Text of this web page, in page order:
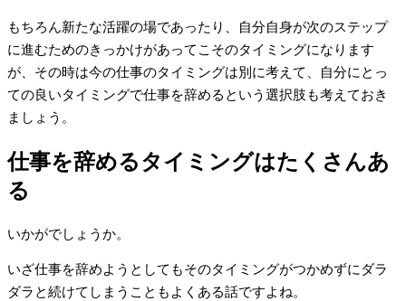
もちろん新たな活躍の場であったり、自分自身が次のステップ
に進むためのきっかけがあってこそのタイミングになります
が、その時は今の仕事のタイミングは別に考えて、自分にとっ
ての良いタイミングで仕事を辞めるという選択肢も考えておき
ましょう。
仕事を辞めるタイミングはたくさんあ
る
いかがでしょうか。
いざ仕事を辞めようとしてもそのタイミングがつかめずにダラ
ダラと続けてしまうこともよくある話ですよね。